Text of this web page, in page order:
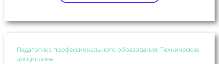
Педагогика профессионального образования, Технические
дисциплины